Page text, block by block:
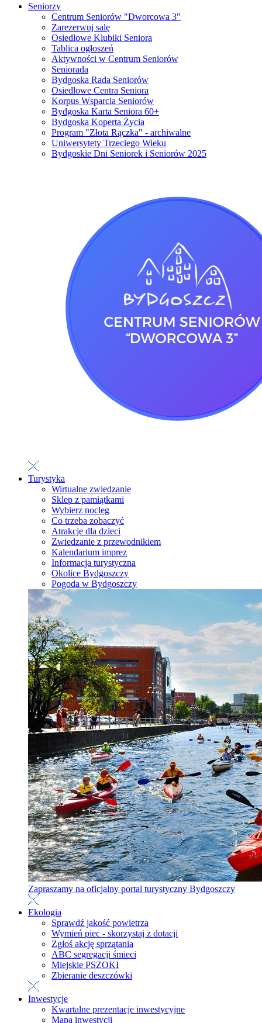
Seniorzy
Centrum Seniorów "Dworcowa 3"
Zarezerwuj salę
Osiedlowe Klubiki Seniora
Tablica ogłoszeń
Aktywności w Centrum Seniorów
Seniorada
Bydgoska Rada Seniorów
Osiedlowe Centra Seniora
Korpus Wsparcia Seniorów
Bydgoska Karta Seniora 60+
Bydgoska Koperta Życia
Program "Złota Rączka" - archiwalne
Uniwersytety Trzeciego Wieku
Bydgoskie Dni Seniorek i Seniorów 2025
Turystyka
Wirtualne zwiedzanie
Sklep z pamiątkami
Wybierz nocleg
Co trzeba zobaczyć
Atrakcje dla dzieci
Zwiedzanie z przewodnikiem
Kalendarium imprez
Informacja turystyczna
Okolice Bydgoszczy
Pogoda w Bydgoszczy
Zapraszamy na oficjalny portal turystyczny Bydgoszczy
Ekologia
Sprawdź jakość powietrza
Wymień piec - skorzystaj z dotacji
Zgłoś akcję sprzątania
ABC segregacji śmieci
Miejskie PSZOKI
Zbieranie deszczówki
Inwestycje
Kwartalne prezentacje inwestycyjne
Mapa inwestycji